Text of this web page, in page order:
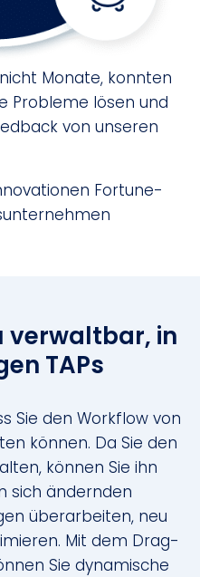
Monate, konnten
Probleme lösen und
von unseren
Fortune-
verwaltbar, in
TAPs
Sie den Workflow von
können. Da Sie den
können Sie ihn
sich ändernden
überarbeiten, neu
Mit dem Drag-
Sie dynamische